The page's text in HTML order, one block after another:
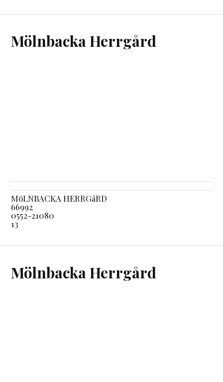
Mölnbacka Herrgård
MöLNBACKA HERRGåRD
66992
0552-21080
13
Mölnbacka Herrgård